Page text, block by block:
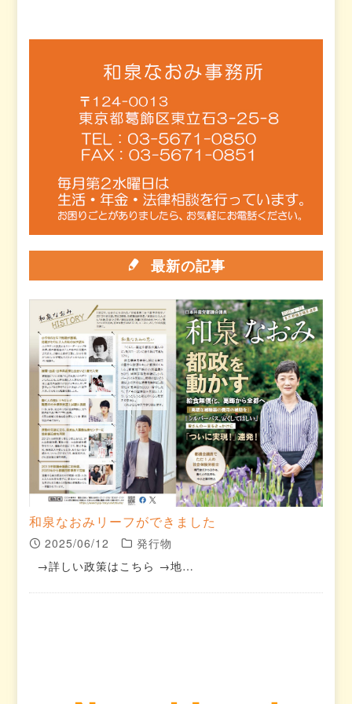
最新の記事
和泉なおみリーフができました
2025/06/12
発行物
→詳しい政策はこちら →地…